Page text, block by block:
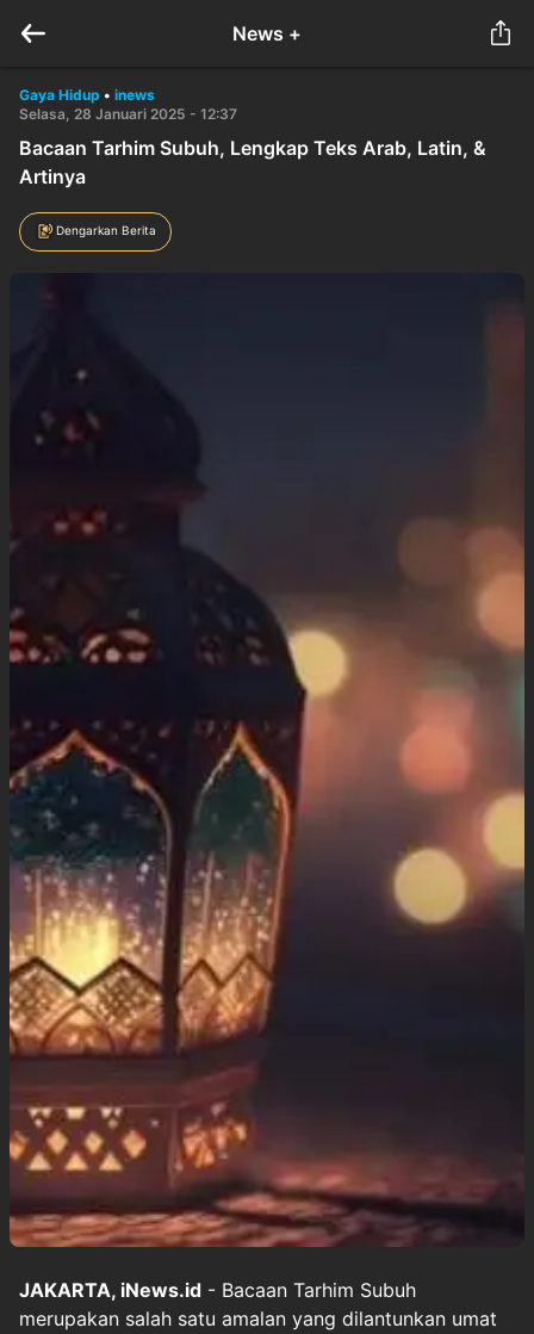
News +
Gaya Hidup • inews
Selasa, 28 Januari 2025 - 12:37
Bacaan Tarhim Subuh, Lengkap Teks Arab, Latin, &
Artinya
Dengarkan Berita
JAKARTA, iNews.id - Bacaan Tarhim Subuh
merupakan salah satu amalan yang dilantunkan umat